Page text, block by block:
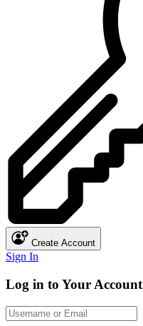
Create Account
Sign In
Log in to Your Account